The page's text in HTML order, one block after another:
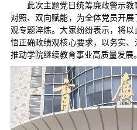
此次主题党日统筹廉政警示
对照、双向赋能，为全体党员开
观专题淬炼。大家纷纷表示，将
悟正确政绩观核心要求，以务实
推动学院继续教育事业高质量发展。